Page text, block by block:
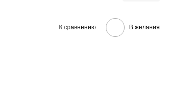
К сравнению В желания